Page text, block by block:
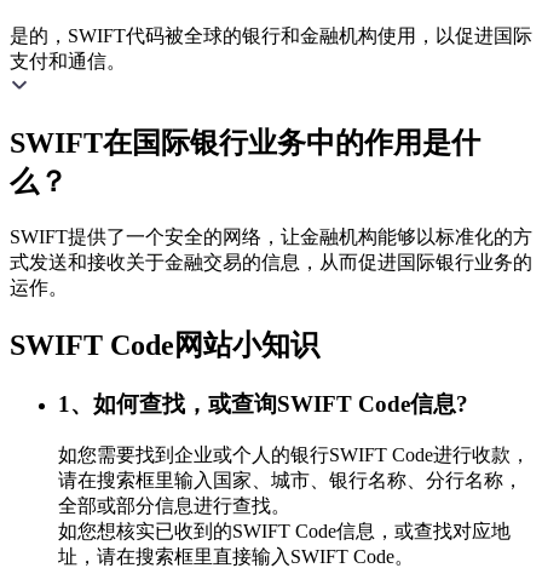
是的，SWIFT代码被全球的银行和金融机构使用，以促进国际
支付和通信。
SWIFT在国际银行业务中的作用是什
么？
SWIFT提供了一个安全的网络，让金融机构能够以标准化的方
式发送和接收关于金融交易的信息，从而促进国际银行业务的
运作。
SWIFT Code网站小知识
1、如何查找，或查询SWIFT Code信息?
如您需要找到企业或个人的银行SWIFT Code进行收款，
请在搜索框里输入国家、城市、银行名称、分行名称，
全部或部分信息进行查找。
如您想核实已收到的SWIFT Code信息，或查找对应地
址，请在搜索框里直接输入SWIFT Code。